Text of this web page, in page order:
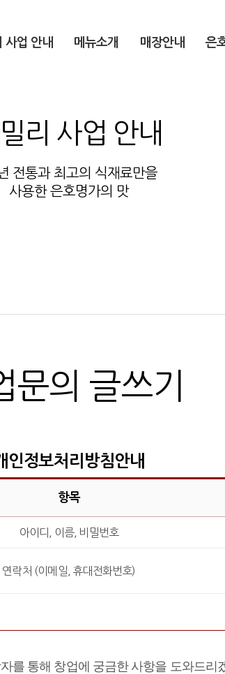
사업 안내 메뉴소개 매장안내 은
리 사업 안내
전통과 최고의 식재료만을
사용한 은호명가의 맛
문의 글쓰기
인정보처리방침안내
항목
아이디, 이름, 비밀번호
연락처 (이메일, 휴대전화번호)
를 통해 창업에 궁금한 사항을 도와드리